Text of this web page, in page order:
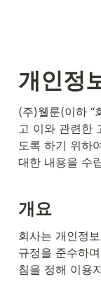
개인정
(주)웰룬(이하 “
고 이와 관련한
도록 하기 위하
대한 내용을 수
개요
회사는 개인정
규정을 준수하
침을 정해 이용